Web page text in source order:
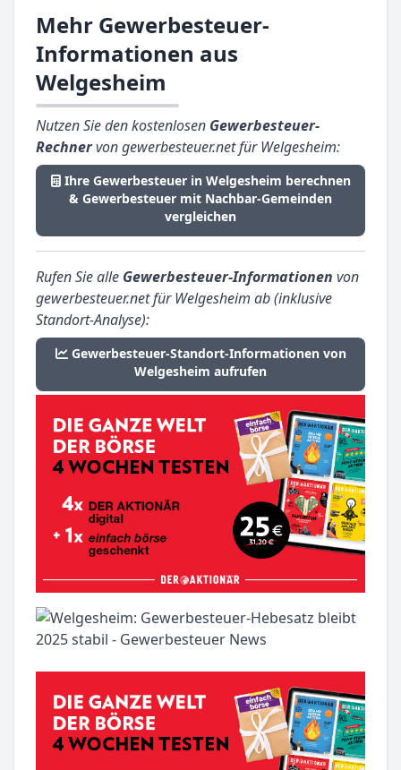
Mehr Gewerbesteuer-
Informationen aus
Welgesheim
Nutzen Sie den kostenlosen Gewerbesteuer-
Rechnervon gewerbesteuer.net für Welgesheim:
Ihre Gewerbesteuer in Welgesheim berechnen
& Gewerbesteuer mit Nachbar-Gemeinden
vergleichen
Rufen Sie alle Gewerbesteuer-Informationen von
gewerbesteuer.net für Welgesheim ab (inklusive
Standort-Analyse):
Gewerbesteuer-Standort-Informationen von
Welgesheim aufrufen